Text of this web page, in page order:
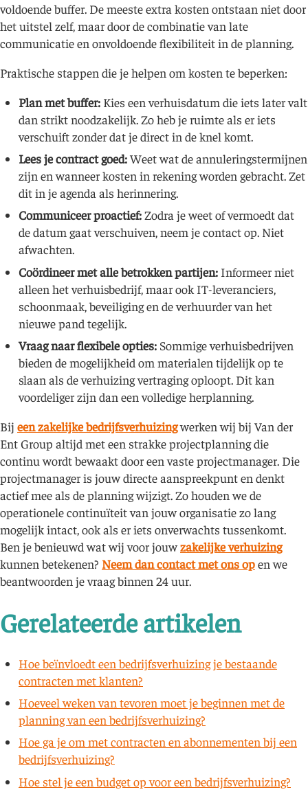
voldoende buffer. De meeste extra kosten ontstaan niet door
het uitstel zelf, maar door de combinatie van late
communicatie en onvoldoende flexibiliteit in de planning.
Praktische stappen die je helpen om kosten te beperken:
Plan met buffer: Kies een verhuisdatum die iets later valt
dan strikt noodzakelijk. Zo heb je ruimte als er iets
verschuift zonder dat je direct in de knel komt.
Lees je contract goed:Weet wat de annuleringstermijnen
zijn en wanneer kosten in rekening worden gebracht. Zet
dit in je agenda als herinnering.
Communiceer proactief:Zodra je weet of vermoedt dat
de datum gaat verschuiven, neem je contact op. Niet
afwachten.
Coördineer met alle betrokken partijen: Informeer niet
alleen het verhuisbedrijf, maar ook IT-leveranciers,
schoonmaak, beveiliging en de verhuurder van het
nieuwe pand tegelijk.
Vraag naar flexibele opties: Sommige verhuisbedrijven
bieden de mogelijkheid om materialen tijdelijk op te
slaan als de verhuizing vertraging oploopt. Dit kan
voordeliger zijn dan een volledige herplanning.
Bij een zakelijke bedrijfsverhuizingwerken wij bij Van der
Ent Group altijd met een strakke projectplanning die
continu wordt bewaakt door een vaste projectmanager. Die
projectmanager is jouw directe aanspreekpunt en denkt
actief mee als de planning wijzigt. Zo houden we de
operationele continuïteit van jouw organisatie zo lang
mogelijk intact, ook als er iets onverwachts tussenkomt.
Ben je benieuwd wat wij voor jouwzakelijke verhuizing
kunnen betekenen? Neem dan contact met ons open we
beantwoorden je vraag binnen 24 uur.
Gerelateerde artikelen
Hoe beïnvloedt een bedrijfsverhuizing je bestaande
contracten met klanten?
Hoeveel weken van tevoren moet je beginnen met de
planning van een bedrijfsverhuizing?
Hoe ga je om met contracten en abonnementen bij een
bedrijfsverhuizing?
Hoe stel je een budget op voor een bedrijfsverhuizing?